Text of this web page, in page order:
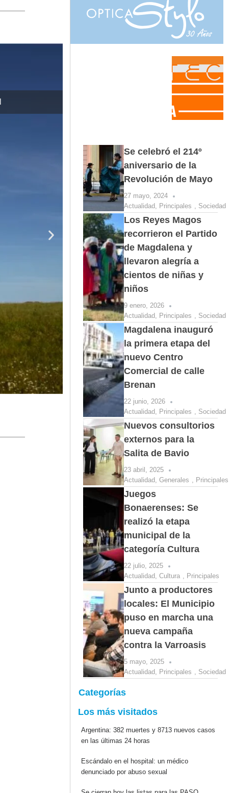
Se celebró el 214º
aniversario de la
Revolución de Mayo
27 mayo, 2024
Actualidad, Principales , Sociedad
Los Reyes Magos
recorrieron el Partido
de Magdalena y
llevaron alegría a
cientos de niñas y
niños
9 enero, 2026
Actualidad, Principales , Sociedad
Magdalena inauguró
la primera etapa del
nuevo Centro
Comercial de calle
Brenan
22 junio, 2026
Actualidad, Principales , Sociedad
Nuevos consultorios
externos para la
Salita de Bavio
23 abril, 2025
Actualidad, Generales , Principales
Juegos
Bonaerenses: Se
realizó la etapa
municipal de la
categoría Cultura
22 julio, 2025
Actualidad, Cultura , Principales
Junto a productores
locales: El Municipio
puso en marcha una
nueva campaña
contra la Varroasis
5 mayo, 2025
Actualidad, Principales , Sociedad
Categorías
Los más visitados
Argentina: 382 muertes y 8713 nuevos casos
en las últimas 24 horas
Escándalo en el hospital: un médico
denunciado por abuso sexual